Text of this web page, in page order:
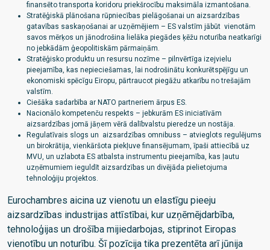
finansēto transporta koridoru priekšrocību maksimāla izmantošana.
Stratēģiskā plānošana rūpniecības pielāgošanai un aizsardzības
gatavības saskaņošanai ar uzņēmējiem – ES valstīm jābūt vienotām
savos mērķos un jānodrošina lielāka piegādes ķēžu noturība neatkarīgi
no jebkādām ģeopolitiskām pārmaiņām.
Stratēģisko produktu un resursu nozīme – pilnvērtīga izejvielu
pieejamība, kas nepieciešamas, lai nodrošinātu konkurētspējīgu un
ekonomiski spēcīgu Eiropu, pārtraucot piegāžu atkarību no trešajām
valstīm.
Ciešāka sadarbība ar NATO partneriem ārpus ES.
Nacionālo kompetenču respekts – jebkurām ES iniciatīvām
aizsardzības jomā jāņem vērā dalībvalstu pieredze un nostāja.
Regulatīvais slogs un aizsardzības omnibuss – atvieglots regulējums
un birokrātija, vienkāršota piekļuve finansējumam, īpaši attiecībā uz
MVU, un uzlabota ES atbalsta instrumentu pieejamība, kas ļautu
uzņēmumiem ieguldīt aizsardzības un divējāda pielietojuma
tehnoloģiju projektos.
Eurochambres aicina uz vienotu un elastīgu pieeju
aizsardzības industrijas attīstībai, kur uzņēmējdarbība,
tehnoloģijas un drošība mijiedarbojas, stiprinot Eiropas
vienotību un noturību. Šī pozīcija tika prezentēta arī jūnija